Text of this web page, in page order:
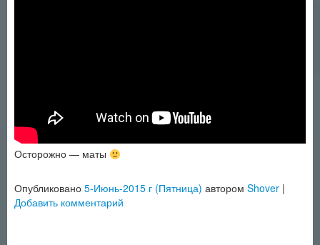
Осторожно — маты
Опубликовано 5-Июнь-2015 г (Пятница) автором Shover |
Добавить комментарий